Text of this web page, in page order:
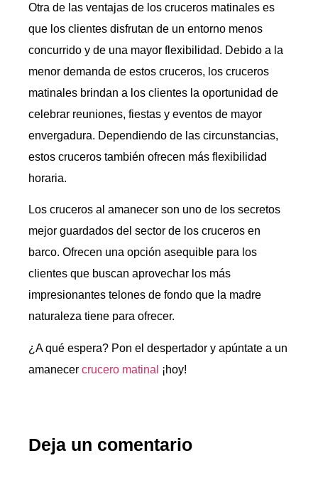
Otra de las ventajas de los cruceros matinales es
que los clientes disfrutan de un entorno menos
concurrido y de una mayor flexibilidad. Debido a la
menor demanda de estos cruceros, los cruceros
matinales brindan a los clientes la oportunidad de
celebrar reuniones, fiestas y eventos de mayor
envergadura. Dependiendo de las circunstancias,
estos cruceros también ofrecen más flexibilidad
horaria.
Los cruceros al amanecer son uno de los secretos
mejor guardados del sector de los cruceros en
barco. Ofrecen una opción asequible para los
clientes que buscan aprovechar los más
impresionantes telones de fondo que la madre
naturaleza tiene para ofrecer.
¿A qué espera? Pon el despertador y apúntate a un
amanecer crucero matinal ¡hoy!
Deja un comentario